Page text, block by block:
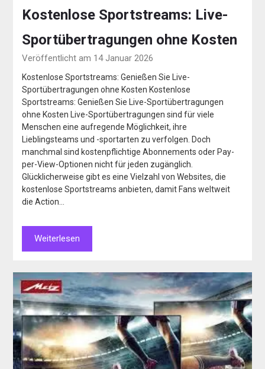
Kostenlose Sportstreams: Live-
Sportübertragungen ohne Kosten
Veröffentlicht am 14 Januar 2026
Kostenlose Sportstreams: Genießen Sie Live-
Sportübertragungen ohne Kosten Kostenlose
Sportstreams: Genießen Sie Live-Sportübertragungen
ohne Kosten Live-Sportübertragungen sind für viele
Menschen eine aufregende Möglichkeit, ihre
Lieblingsteams und -sportarten zu verfolgen. Doch
manchmal sind kostenpflichtige Abonnements oder Pay-
per-View-Optionen nicht für jeden zugänglich.
Glücklicherweise gibt es eine Vielzahl von Websites, die
kostenlose Sportstreams anbieten, damit Fans weltweit
die Action…
Weiterlesen